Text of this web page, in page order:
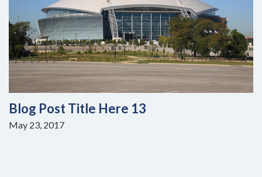
Blog Post Title Here 13
May 23, 2017